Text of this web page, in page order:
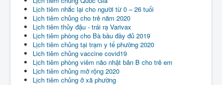
Lịch tiêm nhắc lại cho người từ 0 – 26 tuổi
Lịch tiêm chủng cho trẻ năm 2020
Lịch tiêm thủy đậu - trái rạ Varivax
Lịch tiêm phòng cho Bà bầu đầy đủ 2019
Lịch tiêm chủng tại trạm y tế phường 2020
Lich tiêm chủng vaccine covid19
Lịch tiêm phòng viêm não nhật bản B cho trẻ em
Lịch tiêm chủng mở rộng 2020
Lịch tiêm chủng ở xã phường